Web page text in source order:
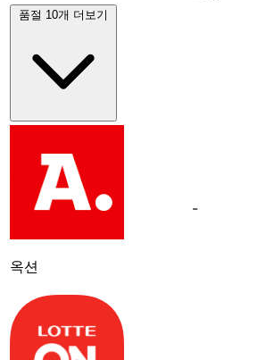
품절 10개 더보기
옥션
-